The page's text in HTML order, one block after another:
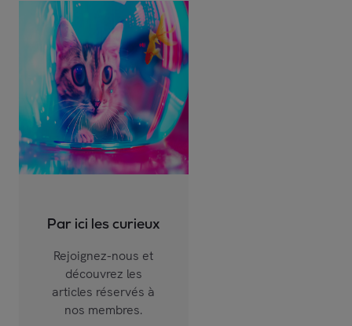
Par ici les curieux
Rejoignez-nous et
découvrez les
articles réservés à
nos membres.